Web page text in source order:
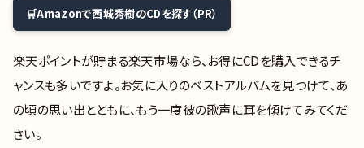
Amazonで西城秀樹のCDを探す（PR）
楽天ポイントが貯まる楽天市場なら、お得にCDを購入できるチ
ャンスも多いですよ。お気に入りのベストアルバムを見つけて、あ
の頃の思い出とともに、もう一度彼の歌声に耳を傾けてみてくだ
さい。